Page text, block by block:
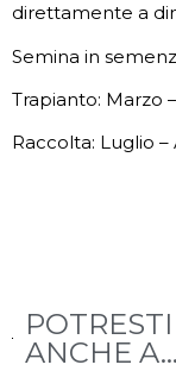
direttamente a
Semina in
Trapianto: Marzo
Raccolta: Luglio –
ANCHE A...